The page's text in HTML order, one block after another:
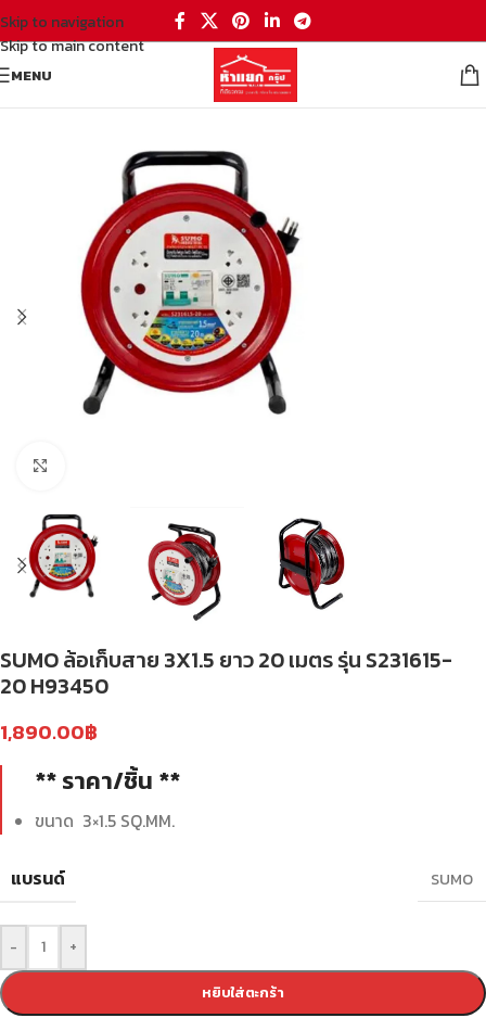
Skip to navigation
Skip to main content
MENU
เครื่องมือช่าง
SUMO ล้อเก็บสาย 3X1.5 ยาว 20 เมตร รุ่น S231615-
20 H93450
1,890.00฿
** ราคา/ชิ้น **
ขนาด 3×1.5 SQ.MM.
แบรนด์ SUMO
- +
หยิบใส่ตะกร้า